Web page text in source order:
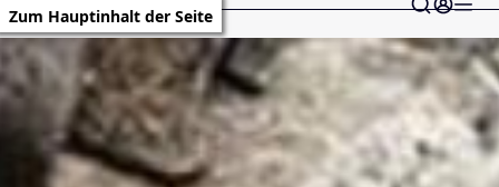
Zum Hauptinhalt der Seite